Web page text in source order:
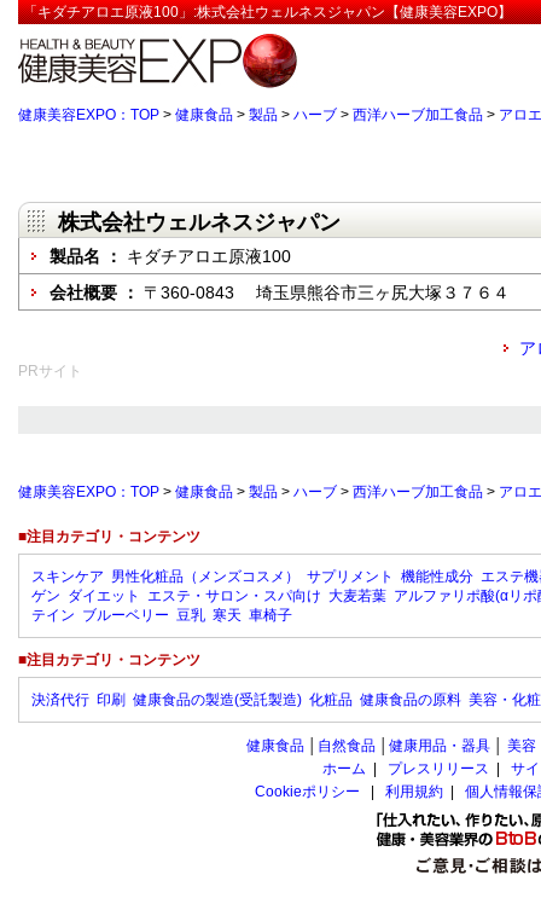
「キダチアロエ原液100」:株式会社ウェルネスジャパン【健康美容EXPO】
健康美容EXPO：TOP > 健康食品 > 製品 > ハーブ > 西洋ハーブ加工食品 > アロ
株式会社ウェルネスジャパン
製品名 ： キダチアロエ原液100
会社概要 ： 〒360-0843 埼玉県熊谷市三ヶ尻大塚３７６４
ア
PRサイト
健康美容EXPO：TOP > 健康食品 > 製品 > ハーブ > 西洋ハーブ加工食品 > アロ
■注目カテゴリ・コンテンツ
スキンケア 男性化粧品（メンズコスメ） サプリメント 機能性成分 エステ
ゲン ダイエット エステ・サロン・スパ向け 大麦若葉 アルファリポ酸(αリポ
テイン ブルーベリー 豆乳 寒天 車椅子
■注目カテゴリ・コンテンツ
決済代行 印刷 健康食品の製造(受託製造) 化粧品 健康食品の原料 美容・化
健康食品 自然食品 健康用品・器具 美容
ホーム
プレスリリース
サ
Cookieポリシー
利用規約 個人情報